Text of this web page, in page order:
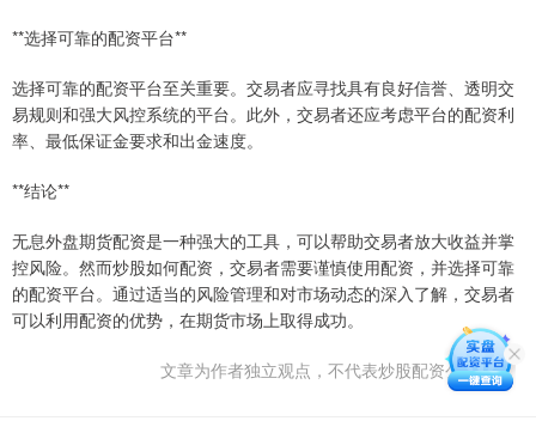
**选择可靠的配资平台**
选择可靠的配资平台至关重要。交易者应寻找具有良好信誉、透明交
易规则和强大风控系统的平台。此外，交易者还应考虑平台的配资利
率、最低保证金要求和出金速度。
**结论**
无息外盘期货配资是一种强大的工具，可以帮助交易者放大收益并掌
控风险。然而炒股如何配资，交易者需要谨慎使用配资，并选择可靠
的配资平台。通过适当的风险管理和对市场动态的深入了解，交易者
可以利用配资的优势，在期货市场上取得成功。
文章为作者独立观点，不代表炒股配资公司观点